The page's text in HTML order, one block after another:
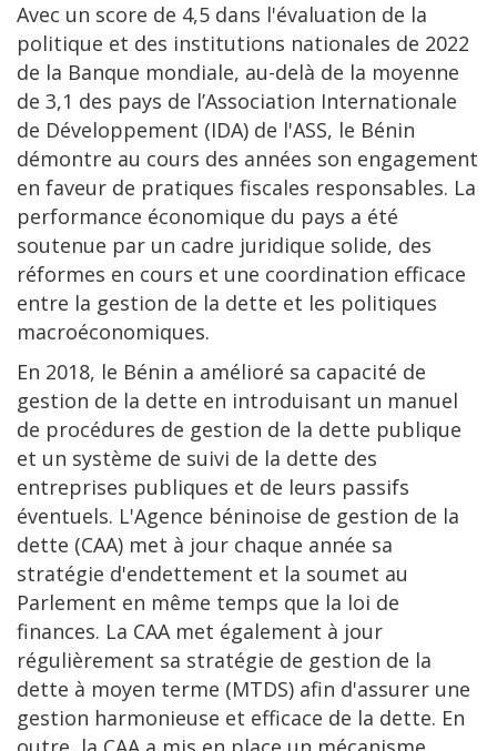
Avec un score de 4,5 dans l'évaluation de la
politique et des institutions nationales de 2022
de la Banque mondiale, au-delà de la moyenne
de 3,1 des pays de l’Association Internationale
de Développement (IDA) de l'ASS, le Bénin
démontre au cours des années son engagement
en faveur de pratiques fiscales responsables. La
performance économique du pays a été
soutenue par un cadre juridique solide, des
réformes en cours et une coordination efficace
entre la gestion de la dette et les politiques
macroéconomiques.
En 2018, le Bénin a amélioré sa capacité de
gestion de la dette en introduisant un manuel
de procédures de gestion de la dette publique
et un système de suivi de la dette des
entreprises publiques et de leurs passifs
éventuels. L'Agence béninoise de gestion de la
dette (CAA) met à jour chaque année sa
stratégie d'endettement et la soumet au
Parlement en même temps que la loi de
finances. La CAA met également à jour
régulièrement sa stratégie de gestion de la
dette à moyen terme (MTDS) afin d'assurer une
gestion harmonieuse et efficace de la dette. En